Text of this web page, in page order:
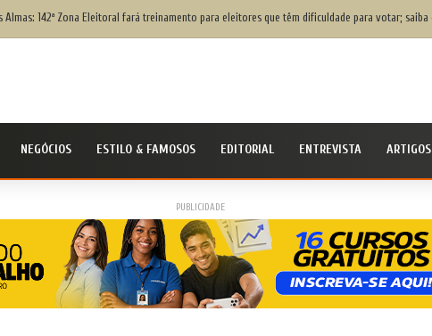
Nacional alerta população para chegada do ciclone bomba ‘ventos superiores a 100 km/h’
NEGÓCIOS ESTILO & FAMOSOS EDITORIAL ENTREVISTA ARTIGOS
PUBLICIDADE